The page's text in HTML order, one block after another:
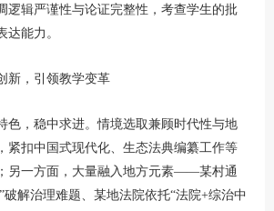
逻辑严谨性与论证完整性，考查学生的批
达能力。
，引领教学变革
，稳中求进。情境选取兼顾时代性与地
紧扣中国式现代化、生态法典编纂工作等
另一方面，大量融入地方元素——某村通
破解治理难题、某地法院依托“法院+综治中